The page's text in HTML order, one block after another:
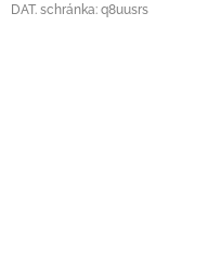
DAT. schránka: q8uusrs